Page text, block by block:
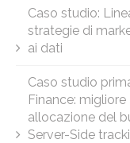
Caso studio:
strategie di
ai dati
Caso studio
Finance:
allocazione del
Server-Side